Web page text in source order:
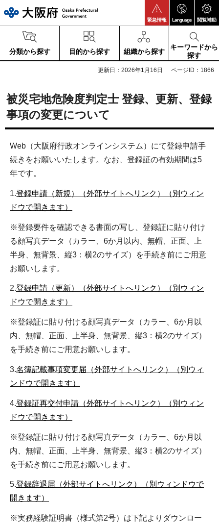
緊急情報 Language 閲覧補助
分類から探す 目的から探す 組織から探す
キーワードから
探す
更新日：2026年1月16日 ページID：1866
被災宅地危険度判定士 登録、更新、登録
事項の変更について
Web（大阪府行政オンラインシステム）にて登録申請手
続きをお願いいたします。なお、登録証の有効期間は5
年です。
1.登録申請（新規）（外部サイトへリンク）（別ウィン
ドウで開きます）
※登録要件を確認できる書面の写し、登録証に貼り付け
る顔写真データ（カラー、6か月以内、無帽、正面、上
半身、無背景、縦3：横2のサイズ）を手続き前にご用意
お願いします。
2.登録申請（更新）（外部サイトへリンク）（別ウィン
ドウで開きます）
※登録証に貼り付ける顔写真データ（カラー、6か月以
内、無帽、正面、上半身、無背景、縦3：横2のサイズ）
を手続き前にご用意お願いします。
3.名簿記載事項変更届（外部サイトへリンク）（別ウィ
ンドウで開きます）
4.登録証再交付申請（外部サイトへリンク）（別ウィン
ドウで開きます）
※登録証に貼り付ける顔写真データ（カラー、6か月以
内、無帽、正面、上半身、無背景、縦3：横2のサイズ）
を手続き前にご用意お願いします。
5.登録辞退届（外部サイトへリンク）（別ウィンドウで
開きます）
※実務経験証明書（様式第2号）は下記よりダウンロー